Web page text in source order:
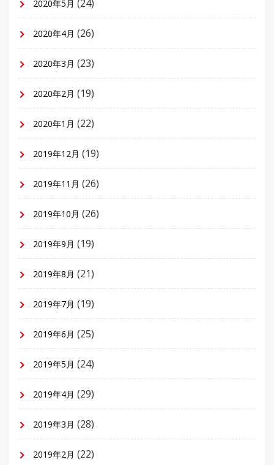
2020年5月 (24)
2020年4月 (26)
2020年3月 (23)
2020年2月 (19)
2020年1月 (22)
2019年12月 (19)
2019年11月 (26)
2019年10月 (26)
2019年9月 (19)
2019年8月 (21)
2019年7月 (19)
2019年6月 (25)
2019年5月 (24)
2019年4月 (29)
2019年3月 (28)
2019年2月 (22)